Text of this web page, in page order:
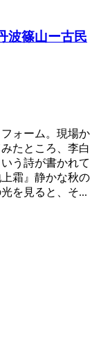
波篠山ー古民
ォーム。現場か
たところ、李白
う詩が書かれて
霜』静かな秋の
を見ると、そ...